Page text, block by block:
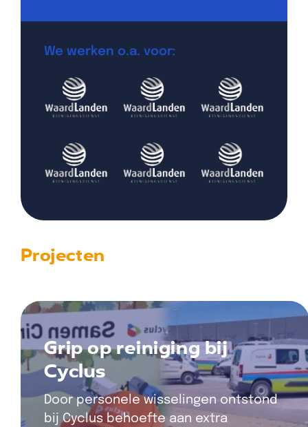
We werken o.a. voor:
Projecten
Grip op reiniging bij
Cyclus
Door personele wisselingen ontstond
bij Cyclus behoefte aan extra